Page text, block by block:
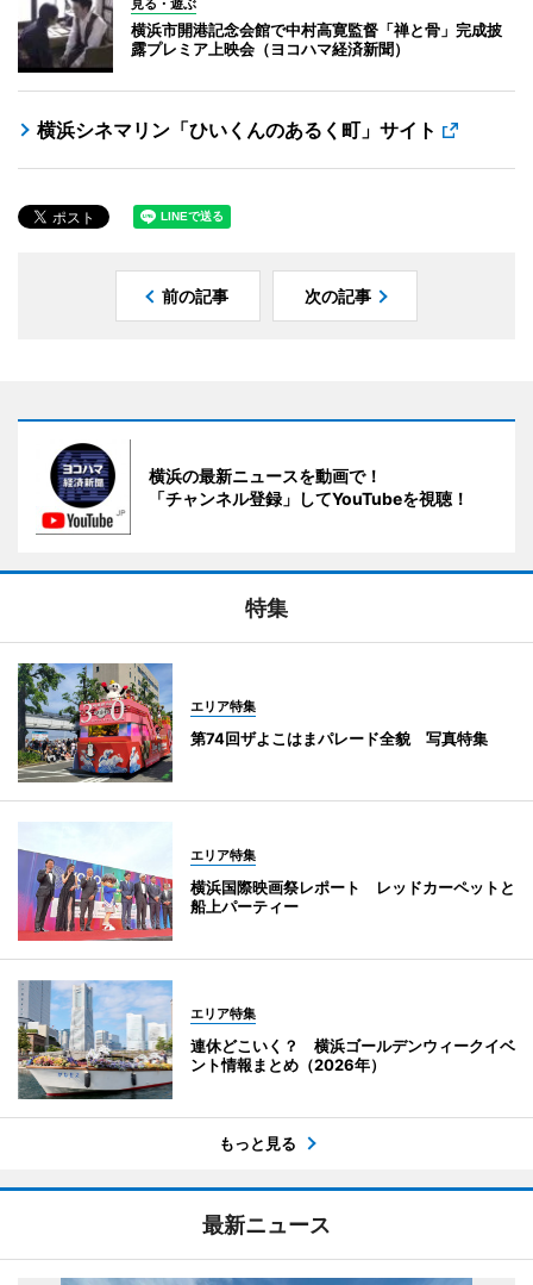
横浜市開港記念会館で中村高寛監督「禅と骨」完成披
露プレミア上映会（ヨコハマ経済新聞）
横浜シネマリン「ひいくんのあるく町」サイト
前の記事 次の記事
横浜の最新ニュースを動画で！
「チャンネル登録」してYouTubeを視聴！
特集
エリア特集
第74回ザよこはまパレード全貌 写真特集
エリア特集
横浜国際映画祭レポート レッドカーペットと
船上パーティー
エリア特集
連休どこいく？ 横浜ゴールデンウィークイベ
ント情報まとめ（2026年）
もっと見る
最新ニュース